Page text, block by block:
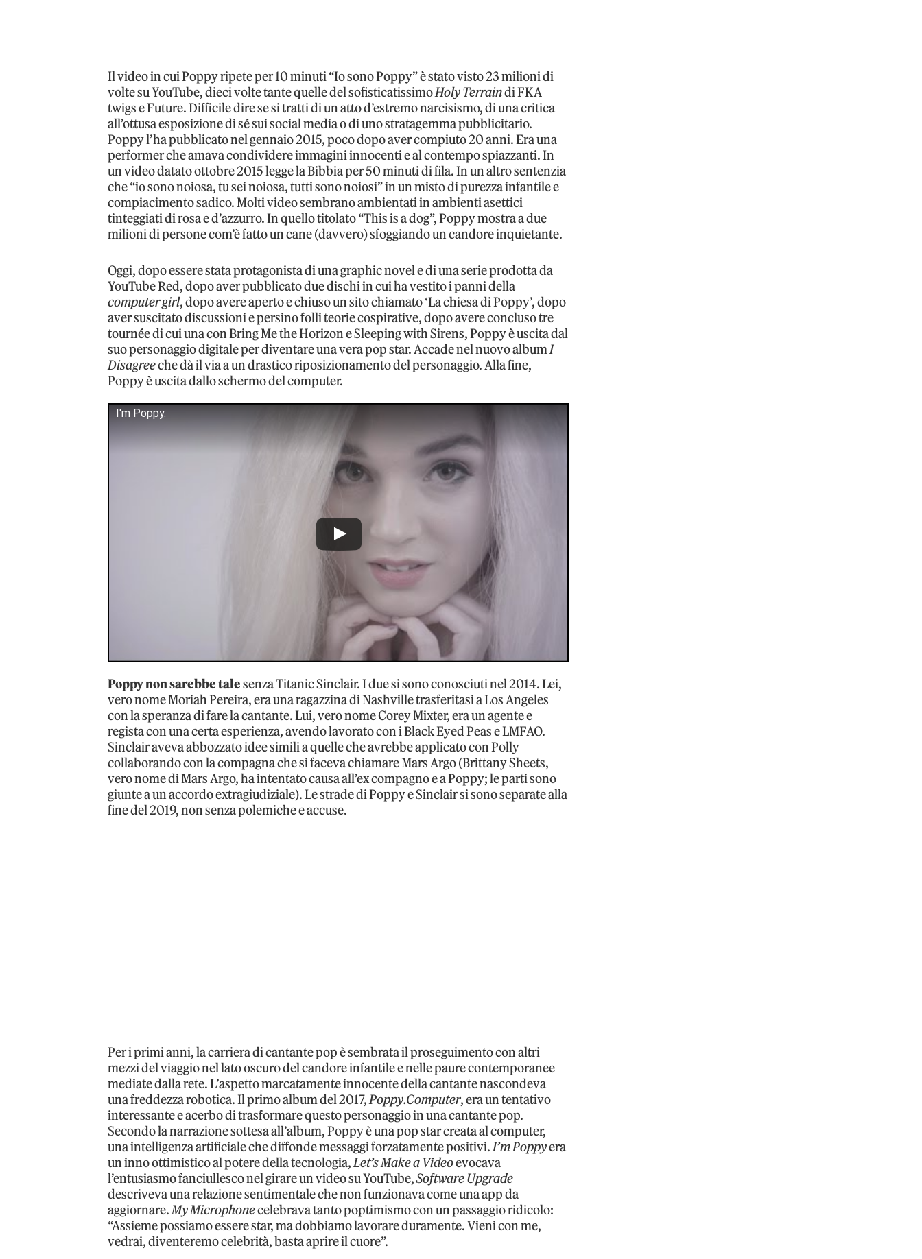
Il video in cui Poppy ripete per 10 minuti “Io sono Poppy” è stato visto 23 milioni di
volte su YouTube, dieci volte tante quelle del sofisticatissimoHoly Terraindi FKA
twigs e Future. Difficile dire se si tratti di un atto d’estremo narcisismo, di una critica
all’ottusa esposizione di sé sui social media o di uno stratagemma pubblicitario.
Poppy l’ha pubblicato nel gennaio 2015, poco dopo aver compiuto 20 anni. Era una
performer che amava condividere immagini innocenti e al contempo spiazzanti. In
un video datato ottobre 2015 legge la Bibbia per 50 minuti di fila. In un altro sentenzia
che “io sono noiosa, tu sei noiosa, tutti sono noiosi” in un misto di purezza infantile e
compiacimento sadico. Molti video sembrano ambientati in ambienti asettici
tinteggiati di rosa e d’azzurro. In quello titolato “This is a dog”, Poppy mostra a due
milioni di persone com’è fatto un cane (davvero) sfoggiando un candore inquietante.
Oggi, dopo essere stata protagonista di una graphic novel e di una serie prodotta da
YouTube Red, dopo aver pubblicato due dischi in cui ha vestito i panni della
computer girl, dopo avere aperto e chiuso un sito chiamato ‘La chiesa di Poppy’, dopo
aver suscitato discussioni e persino folli teorie cospirative, dopo avere concluso tre
tournée di cui una con Bring Me the Horizon e Sleeping with Sirens, Poppy è uscita dal
suo personaggio digitale per diventare una vera pop star. Accade nel nuovo albumI
Disagreeche dà il via a un drastico riposizionamento del personaggio. Alla fine,
Poppy è uscita dallo schermo del computer.
I'm Poppy.
Poppy non sarebbe talesenza Titanic Sinclair. I due si sono conosciuti nel 2014. Lei,
vero nome Moriah Pereira, era una ragazzina di Nashville trasferitasi a Los Angeles
con la speranza di fare la cantante. Lui, vero nome Corey Mixter, era un agente e
regista con una certa esperienza, avendo lavorato con i Black Eyed Peas e LMFAO.
Sinclair aveva abbozzato idee simili a quelle che avrebbe applicato con Polly
collaborando con la compagna che si faceva chiamare Mars Argo (Brittany Sheets,
vero nome di Mars Argo, ha intentato causa all’ex compagno e a Poppy; le parti sono
giunte a un accordo extragiudiziale). Le strade di Poppy e Sinclair si sono separate alla
fine del 2019, non senza polemiche e accuse.
Per i primi anni, la carriera di cantante pop è sembrata il proseguimento con altri
mezzi del viaggio nel lato oscuro del candore infantile e nelle paure contemporanee
mediate dalla rete. L’aspetto marcatamente innocente della cantante nascondeva
una freddezza robotica. Il primo album del 2017,Poppy.Computer, era un tentativo
interessante e acerbo di trasformare questo personaggio in una cantante pop.
Secondo la narrazione sottesa all’album, Poppy è una pop star creata al computer,
una intelligenza artificiale che diffonde messaggi forzatamente positivi.I’m Poppyera
un inno ottimistico al potere della tecnologia,Let’s Make a Videoevocava
l’entusiasmo fanciullesco nel girare un video su YouTube,Software Upgrade
descriveva una relazione sentimentale che non funzionava come una app da
aggiornare.My Microphonecelebrava tanto poptimismo con un passaggio ridicolo:
“Assieme possiamo essere star, ma dobbiamo lavorare duramente. Vieni con me,
vedrai, diventeremo celebrità, basta aprire il cuore”.